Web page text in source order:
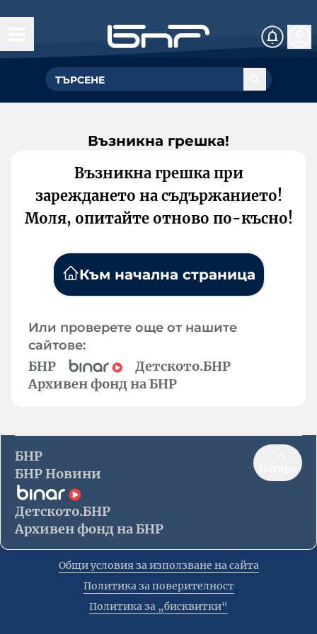
Възникна грешка!
Възникна грешка при
зареждането на съдържанието!
Моля, опитайте отново по-късно!
Към начална страница
Или проверете още от нашите
сайтове:
БНР
Детското.БНР
Архивен фонд на БНР
БНР
БНР Новини
Детското.БНР
Архивен фонд на БНР
Общи условия за използване на сайта
Политика за поверителност
Политика за „бисквитки“